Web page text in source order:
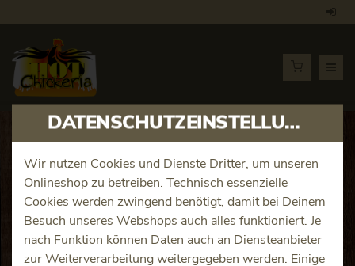
DATENSCHUTZEINSTELLUNGEN
Wir nutzen Cookies und Dienste Dritter, um unseren
Onlineshop zu betreiben. Technisch essenzielle
Cookies werden zwingend benötigt, damit bei Deinem
Besuch unseres Webshops auch alles funktioniert. Je
nach Funktion können Daten auch an Diensteanbieter
zur Weiterverarbeitung weitergegeben werden. Einige
Artikeldetails
Smash Jamaika BBQ Double
Produktinfos